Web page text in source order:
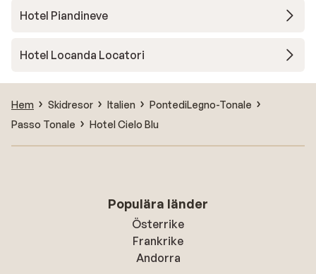
Hotel Piandineve
Hotel Locanda Locatori
Hem Skidresor Italien
PontediLegno-Tonale
Passo Tonale
Hotel Cielo Blu
Populära länder
Österrike
Frankrike
Andorra